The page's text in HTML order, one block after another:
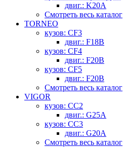
двиг.: K20A
Смотреть весь каталог
TORNEO
кузов: CF3
двиг.: F18B
кузов: CF4
двиг.: F20B
кузов: CF5
двиг.: F20B
Смотреть весь каталог
VIGOR
кузов: CC2
двиг.: G25A
кузов: CC3
двиг.: G20A
Смотреть весь каталог